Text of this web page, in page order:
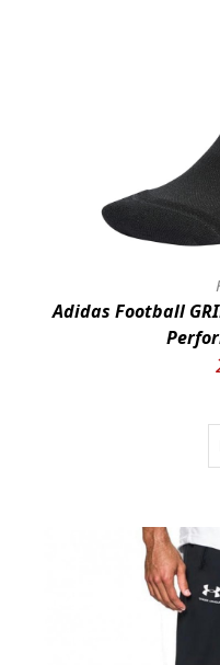
Adidas Football